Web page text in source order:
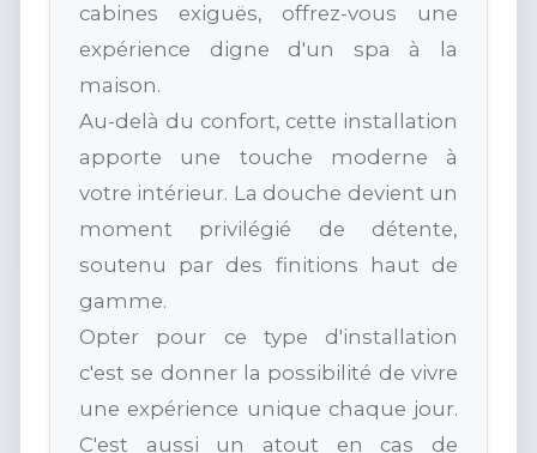
cabines exiguës, offrez-vous une
expérience digne d'un spa à la
maison.
Au-delà du confort, cette installation
apporte une touche moderne à
votre intérieur. La douche devient un
moment privilégié de détente,
soutenu par des finitions haut de
gamme.
Opter pour ce type d'installation
c'est se donner la possibilité de vivre
une expérience unique chaque jour.
C'est aussi un atout en cas de